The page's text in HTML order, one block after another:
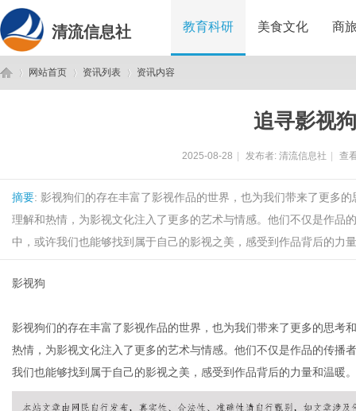
清流信息社 教育科研 美食文化 商
网站首页 资讯列表 资讯内容
追寻影视
2025-08-28 发布者: 清流信息社 查
摘要: 影视狗们的存在丰富了影视作品的世界，也为我们带来了更多
理解和热情，为影视文化注入了更多的艺术与情感。他们不仅是作品
中，或许我们也能够找到属于自己的影视之美，感受到作品背后的力
影视狗
影视狗们的存在丰富了影视作品的世界，也为我们带来了更多的思考
热情，为影视文化注入了更多的艺术与情感。他们不仅是作品的传播
我们也能够找到属于自己的影视之美，感受到作品背后的力量和温暖。